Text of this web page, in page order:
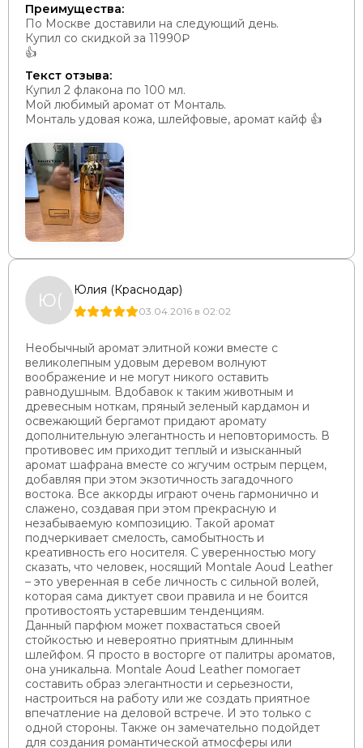
Преимущества:
По Москве доставили на следующий день.
Купил со скидкой за 11990₽
👍
Текст отзыва:
Купил 2 флакона по 100 мл.
Мой любимый аромат от Монталь.
Монталь удовая кожа, шлейфовые, аромат кайф 👍
Ю( Юлия (Краснодар)
03.04.2016 в 02:02
Необычный аромат элитной кожи вместе с
великолепным удовым деревом волнуют
воображение и не могут никого оставить
равнодушным. Вдобавок к таким животным и
древесным ноткам, пряный зеленый кардамон и
освежающий бергамот придают аромату
дополнительную элегантность и неповторимость. В
противовес им приходит теплый и изысканный
аромат шафрана вместе со жгучим острым перцем,
добавляя при этом экзотичность загадочного
востока. Все аккорды играют очень гармонично и
слажено, создавая при этом прекрасную и
незабываемую композицию. Такой аромат
подчеркивает смелость, самобытность и
креативность его носителя. С уверенностью могу
сказать, что человек, носящий Montale Aoud Leather
– это уверенная в себе личность с сильной волей,
которая сама диктует свои правила и не боится
противостоять устаревшим тенденциям.
Данный парфюм может похвастаться своей
стойкостью и невероятно приятным длинным
шлейфом. Я просто в восторге от палитры ароматов,
она уникальна. Montale Aoud Leather помогает
составить образ элегантности и серьезности,
настроиться на работу или же создать приятное
впечатление на деловой встрече. И это только с
одной стороны. Также он замечательно подойдет
для создания романтической атмосферы или